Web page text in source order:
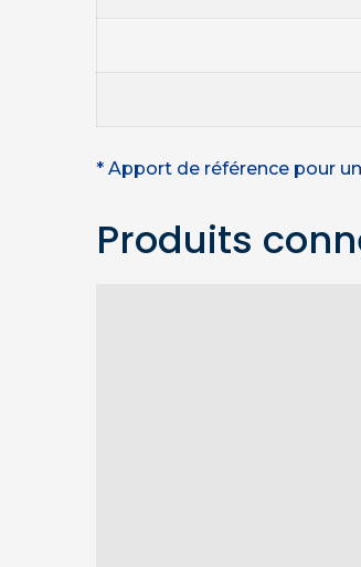
* Apport de référence pour
Produits